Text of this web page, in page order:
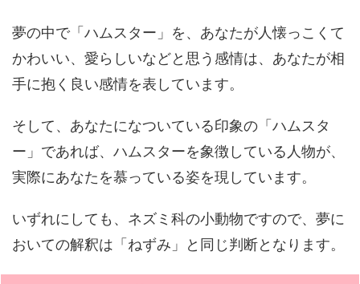
夢の中で「ハムスター」を、あなたが人懐っこくて
かわいい、愛らしいなどと思う感情は、あなたが相
手に抱く良い感情を表しています。
そして、あなたになついている印象の「ハムスタ
ー」であれば、ハムスターを象徴している人物が、
実際にあなたを慕っている姿を現しています。
いずれにしても、ネズミ科の小動物ですので、夢に
おいての解釈は「ねずみ」と同じ判断となります。